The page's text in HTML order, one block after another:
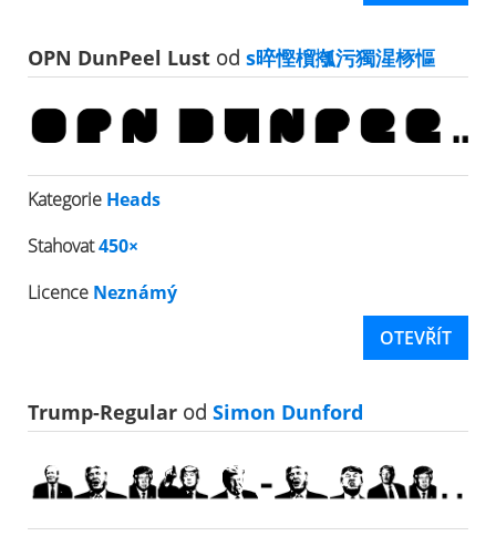
OPN DunPeel Lust od s晬慳橮摦污獨湦㭬慪
Kategorie Heads
Stahovat450×
Licence Neznámý
OTEVŘÍT
Trump-Regular od Simon Dunford